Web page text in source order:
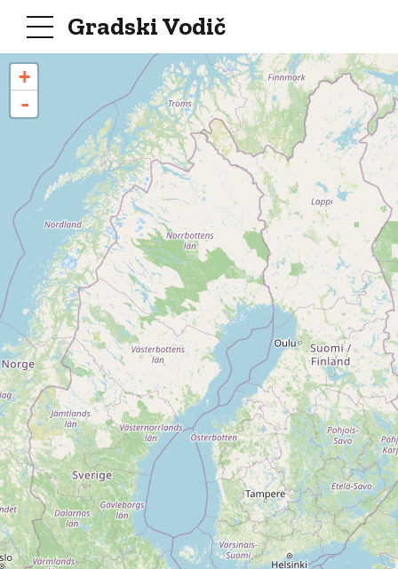
Gradski Vodič
+
-